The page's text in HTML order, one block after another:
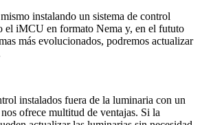
instalando un sistema de control
el iMCU en formato Nema y, en el fututo
más evolucionados, podremos actualizar
instalados fuera de la luminaria con un
ofrece multitud de ventajas. Si la